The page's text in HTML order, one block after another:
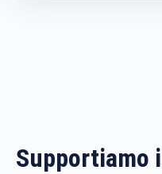
Supportiamo